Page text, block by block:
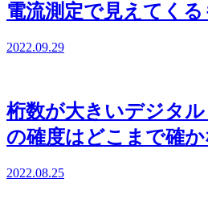
電流測定で見えてく
2022.09.29
桁数が大きいデジタ
の確度はどこまで確
2022.08.25